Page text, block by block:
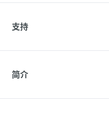
支持
简介